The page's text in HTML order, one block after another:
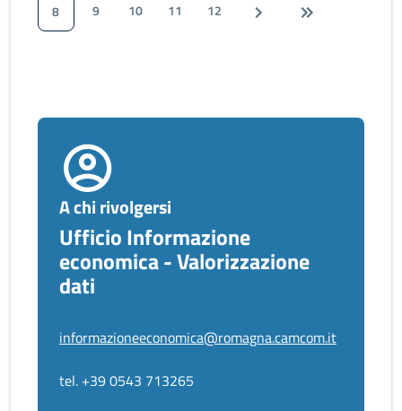
8
9 10 11 12
A chi rivolgersi
Ufficio Informazione
economica - Valorizzazione
dati
informazioneeconomica@romagna.camcom.it
tel. +39 0543 713265